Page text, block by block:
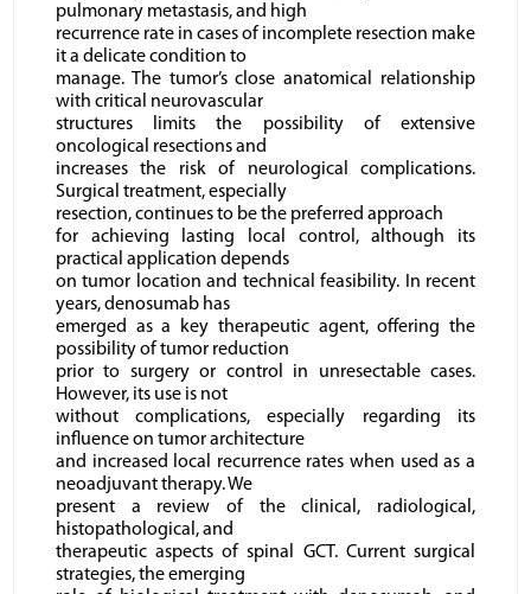
pulmonary metastasis, and high
recurrence rate in cases of incomplete resection make
it a delicate condition to
manage. The tumor’s close anatomical relationship
with critical neurovascular
structures limits the possibility of extensive
oncological resections and
increases the risk of neurological complications.
Surgical treatment, especially
resection, continues to be the preferred approach
for achieving lasting local control, although its
practical application depends
on tumor location and technical feasibility. In recent
years, denosumab has
emerged as a key therapeutic agent, offering the
possibility of tumor reduction
prior to surgery or control in unresectable cases.
However, its use is not
without complications, especially regarding its
influence on tumor architecture
and increased local recurrence rates when used as a
neoadjuvant therapy. We
present a review of the clinical, radiological,
histopathological, and
therapeutic aspects of spinal GCT. Current surgical
strategies, the emerging